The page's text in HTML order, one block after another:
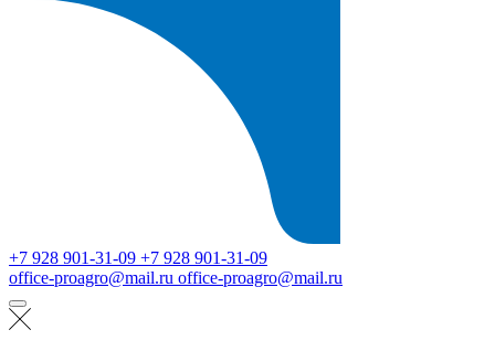
+7 928 901-31-09 +7 928 901-31-09
office-proagro@mail.ru office-proagro@mail.ru